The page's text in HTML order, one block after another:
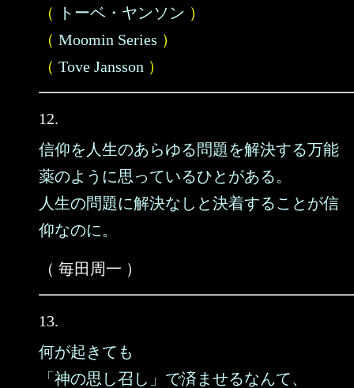
（
トーベ・ヤンソン ）
（ Moomin Series ）
（ Tove Jansson ）
12.
信仰を人生のあらゆる問題を解決する万能
薬のように思っているひとがある。
人生の問題に解決なしと決着することが信
仰なのに。
（ 毎田周一 ）
13.
何が起きても
「神の思し召し」で済ませるなんて、